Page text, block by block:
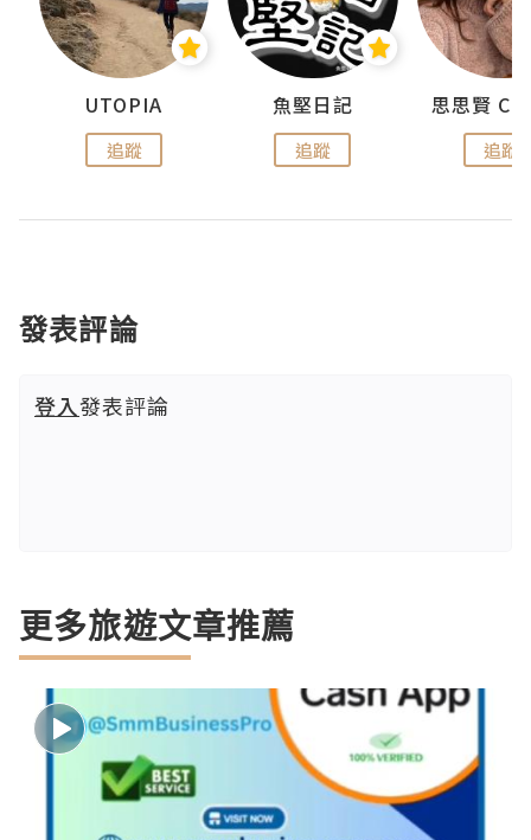
UTOPIA
追蹤
魚堅日記
追蹤 追蹤
發表評論
登入發表評論
更多旅遊文章推薦